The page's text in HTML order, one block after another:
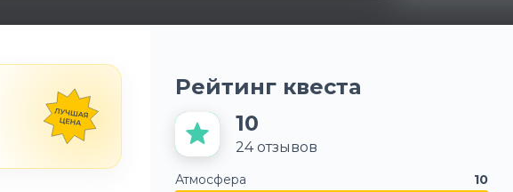
Рейтинг квеста
10
24 отзывов
Атмосфера
10